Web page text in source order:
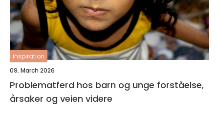
inspiration
09. March 2026
Problematferd hos barn og unge forståelse,
årsaker og veien videre